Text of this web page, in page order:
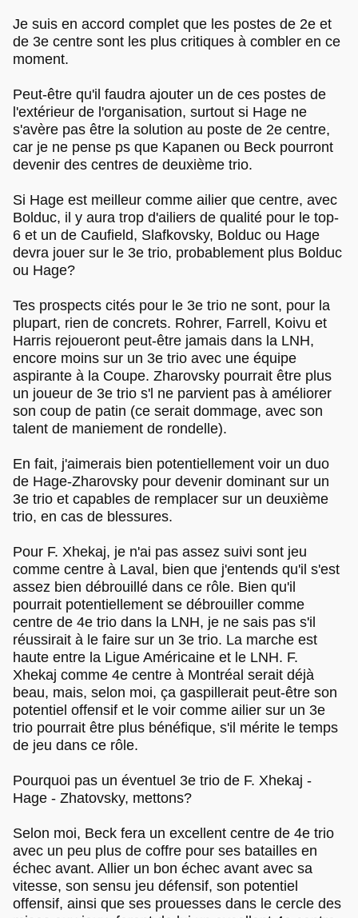
Je suis en accord complet que les postes de 2e et
de 3e centre sont les plus critiques à combler en ce
moment.
Peut-être qu'il faudra ajouter un de ces postes de
l'extérieur de l'organisation, surtout si Hage ne
s'avère pas être la solution au poste de 2e centre,
car je ne pense ps que Kapanen ou Beck pourront
devenir des centres de deuxième trio.
Si Hage est meilleur comme ailier que centre, avec
Bolduc, il y aura trop d'ailiers de qualité pour le top-
6 et un de Caufield, Slafkovsky, Bolduc ou Hage
devra jouer sur le 3e trio, probablement plus Bolduc
ou Hage?
Tes prospects cités pour le 3e trio ne sont, pour la
plupart, rien de concrets. Rohrer, Farrell, Koivu et
Harris rejoueront peut-être jamais dans la LNH,
encore moins sur un 3e trio avec une équipe
aspirante à la Coupe. Zharovsky pourrait être plus
un joueur de 3e trio s'l ne parvient pas à améliorer
son coup de patin (ce serait dommage, avec son
talent de maniement de rondelle).
En fait, j'aimerais bien potentiellement voir un duo
de Hage-Zharovsky pour devenir dominant sur un
3e trio et capables de remplacer sur un deuxième
trio, en cas de blessures.
Pour F. Xhekaj, je n'ai pas assez suivi sont jeu
comme centre à Laval, bien que j'entends qu'il s'est
assez bien débrouillé dans ce rôle. Bien qu'il
pourrait potentiellement se débrouiller comme
centre de 4e trio dans la LNH, je ne sais pas s'il
réussirait à le faire sur un 3e trio. La marche est
haute entre la Ligue Américaine et le LNH. F.
Xhekaj comme 4e centre à Montréal serait déjà
beau, mais, selon moi, ça gaspillerait peut-être son
potentiel offensif et le voir comme ailier sur un 3e
trio pourrait être plus bénéfique, s'il mérite le temps
de jeu dans ce rôle.
Pourquoi pas un éventuel 3e trio de F. Xhekaj -
Hage - Zhatovsky, mettons?
Selon moi, Beck fera un excellent centre de 4e trio
avec un peu plus de coffre pour ses batailles en
échec avant. Allier un bon échec avant avec sa
vitesse, son sensu jeu défensif, son potentiel
offensif, ainsi que ses prouesses dans le cercle des